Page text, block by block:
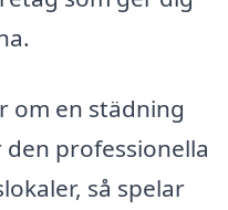
om en städning
professionella
så spelar